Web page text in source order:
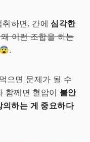
하면, 간에 심각한
이런 조합을 하는
으면 문제가 될 수
함께면 혈압이 불안
의하는 게 중요하다